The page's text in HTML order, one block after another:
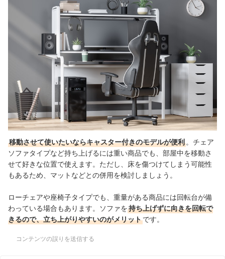
移動させて使いたいならキャスター付きのモデルが便利 。チェア
ソファタイプなど持ち上げるには重い商品でも、部屋中を移動さ
せて好きな位置で使えます。ただし、床を傷つけてしまう可能性
もあるため、マットなどとの併用を検討しましょう。
ローチェアや座椅子タイプでも、重量がある商品には回転台が備
わっている場合もあります。ソファを持ち上げずに向きを回転で
きるので、立ち上がりやすいのがメリットです。
コンテンツの誤りを送信する